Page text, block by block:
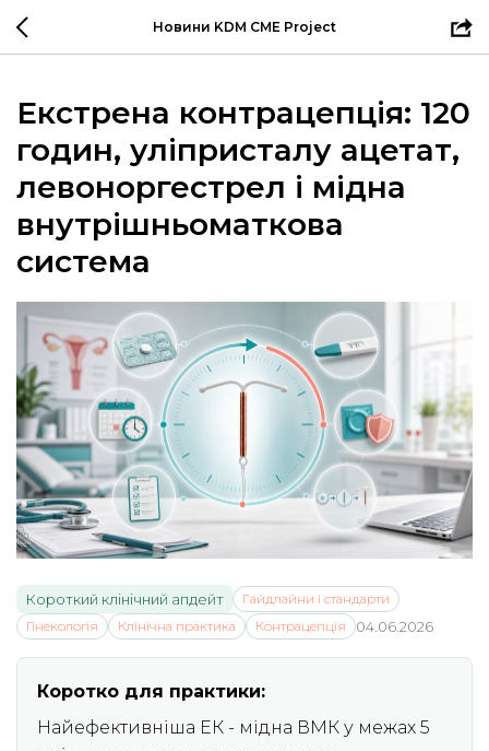
Новини KDM CME Project
Екстрена контрацепція: 120
годин, уліпристалу ацетат,
левоноргестрел і мідна
внутрішньоматкова
система
Короткий клінічний апдейт
Гайдлайни і стандарти
Гінекологія
Клінічна практика Контрацепція 04.06.2026
Коротко для практики:
Найефективніша ЕК - мідна ВМК у межах 5